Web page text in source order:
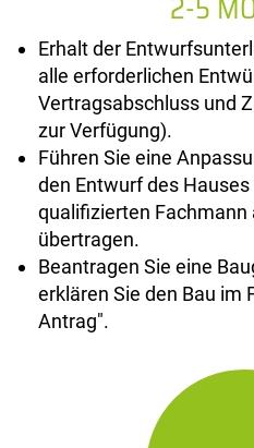
Erhalt der
alle erforderlichen
Vertragsabschluss und
zur Verfügung).
Führen Sie eine
den Entwurf des
qualifizierten Fachmann
übertragen.
Beantragen Sie eine
erklären Sie den Bau im
Antrag".